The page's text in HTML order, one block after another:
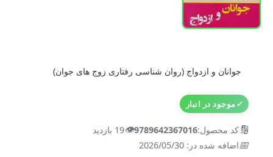
جوانان و ازدواج (روان شناسی رفتاری زوج های جوان)
✓موجود در انبار
🔢کد محصول:9789642367016
👁️19 بازدید
📅اضافه شده در: 2026/05/30